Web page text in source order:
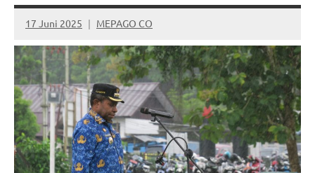
17 Juni 2025 MEPAGO CO
No
comments